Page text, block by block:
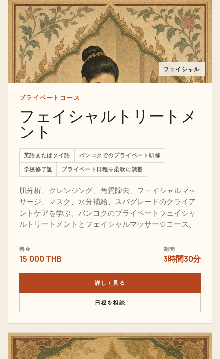
フェイシャル
プライベートコース
フェイシャルトリートメ
ント
英語またはタイ語 バンコクでのプライベート研修
学校修了証 プライベート日程を柔軟に調整
肌分析、クレンジング、角質除去、フェイシャルマッ
サージ、マスク、水分補給、スパグレードのクライア
ントケアを学ぶ、バンコクのプライベートフェイシャ
ルトリートメントとフェイシャルマッサージコース。
料金
15,000 THB
期間
3時間30分
詳しく見る
日程を相談